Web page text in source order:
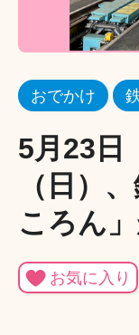
おでかけ
5月23日
（日）
ころん
お気に入り